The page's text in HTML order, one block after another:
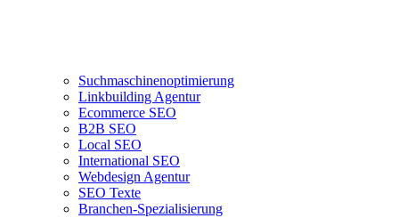
Suchmaschinenoptimierung
Linkbuilding Agentur
Ecommerce SEO
B2B SEO
Local SEO
International SEO
Webdesign Agentur
SEO Texte
Branchen-Spezialisierung